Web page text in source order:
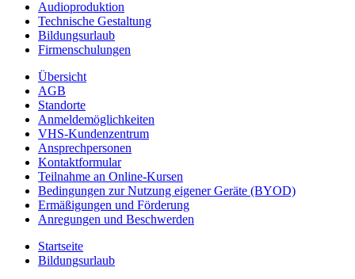
Audioproduktion
Technische Gestaltung
Bildungsurlaub
Firmenschulungen
Übersicht
AGB
Standorte
Anmeldemöglichkeiten
VHS-Kundenzentrum
Ansprechpersonen
Kontaktformular
Teilnahme an Online-Kursen
Bedingungen zur Nutzung eigener Geräte (BYOD)
Ermäßigungen und Förderung
Anregungen und Beschwerden
Startseite
Bildungsurlaub